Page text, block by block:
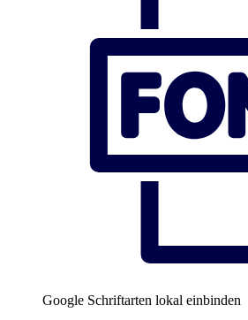
Google Schriftarten lokal einbinden